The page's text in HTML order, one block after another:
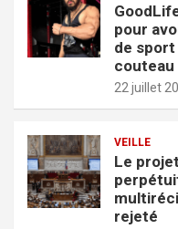
pour
de sport
couteau
22 juillet
VEILLE
Le
rejeté